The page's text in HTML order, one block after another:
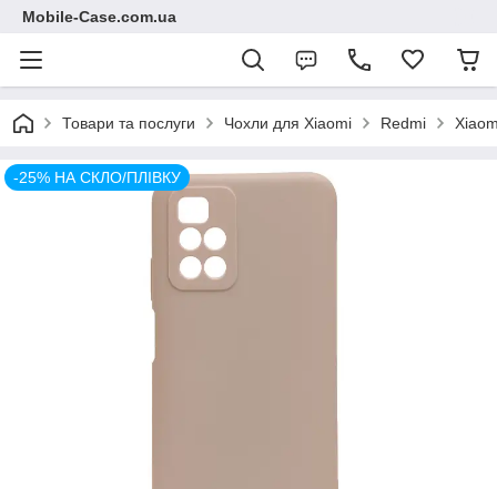
Mobile-Case.com.ua
Товари та послуги Чохли для Xiaomi Redmi
-25% НА СКЛО/ПЛІВКУ